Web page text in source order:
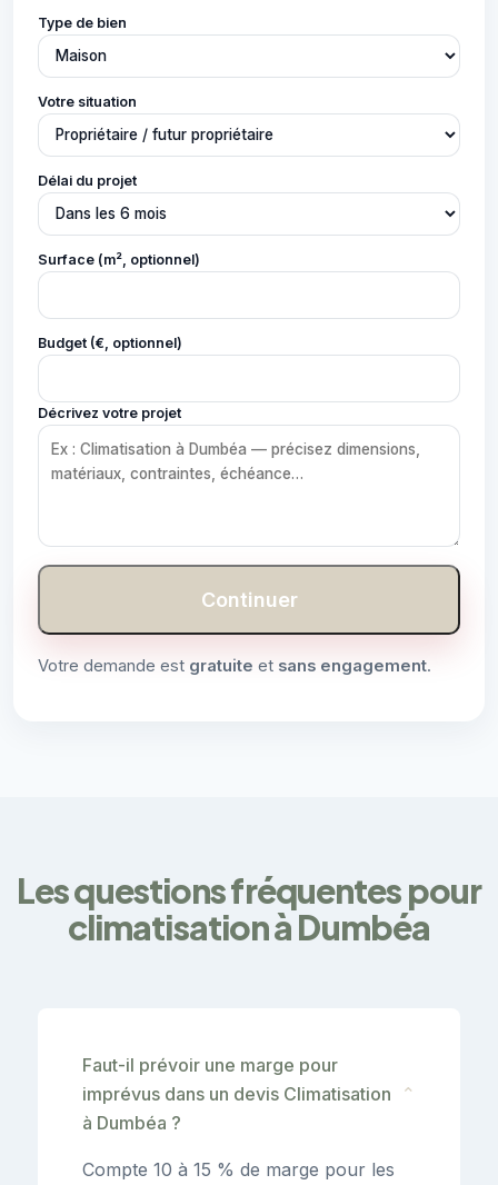
Type de bien
Votre situation
Délai du projet
Surface (m², optionnel)
Budget (€, optionnel)
Décrivez votre projet
Continuer
Votre demande est gratuite et sans engagement.
Les questions fréquentes pour
climatisation à Dumbéa
Faut-il prévoir une marge pour
imprévus dans un devis Climatisation
à Dumbéa ?
⌄
Compte 10 à 15 % de marge pour les